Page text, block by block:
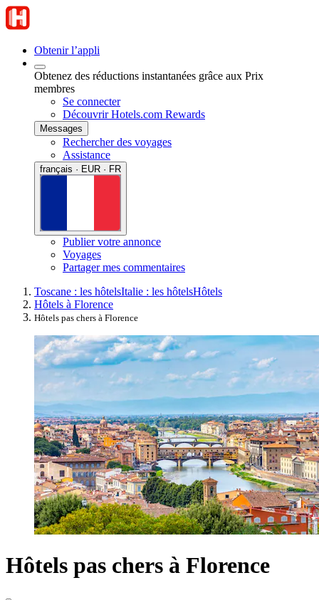
Obtenir l’appli
Obtenez des réductions instantanées grâce aux Prix
membres
Se connecter
Découvrir Hotels.com Rewards
Messages
Rechercher des voyages
Assistance
français · EUR · FR
Publier votre annonce
Voyages
Partager mes commentaires
Toscane : les hôtelsItalie : les hôtelsHôtels
Hôtels à Florence
Hôtels pas chers à Florence
Hôtels pas chers à Florence